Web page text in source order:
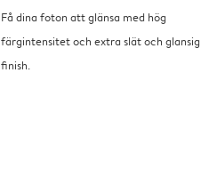
Få dina foton att glänsa med hög
färgintensitet och extra slät och glansig
finish.